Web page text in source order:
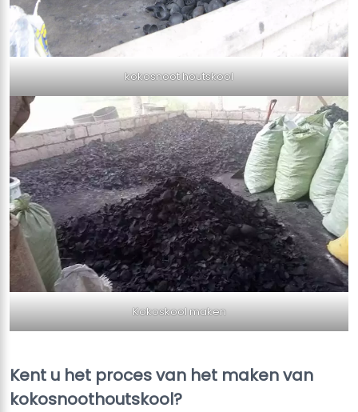
kokosnoot houtskool
Kokoskool maken
Kent u het proces van het maken van
kokosnoothoutskool?